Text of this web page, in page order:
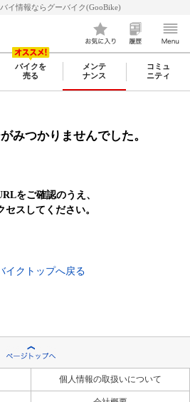
イ情報ならグーバイク(GooBike)
バイクを
売る
メンテ
ナンス
コミュ
ニティ
みつかりませんでした。
をご確認のうえ、
セスしてください。
イクトップへ戻る
個人情報の取扱いについて